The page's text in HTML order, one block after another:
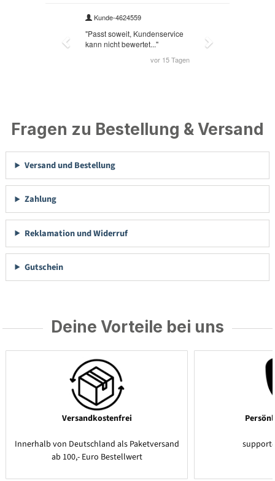
Fragen zu Bestellung & Versand
Versand und Bestellung
Zahlung
Reklamation und Widerruf
Gutschein
Deine Vorteile bei uns
Versandkostenfrei
Innerhalb von Deutschland als Paketversand
ab 100,- Euro Bestellwert